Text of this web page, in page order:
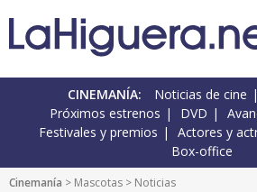
CINEMANÍA: Noticias de cine
Próximos estrenos
DVD
Festivales y premios
Actores y
Box-office
Cinemanía > Mascotas > Noticias